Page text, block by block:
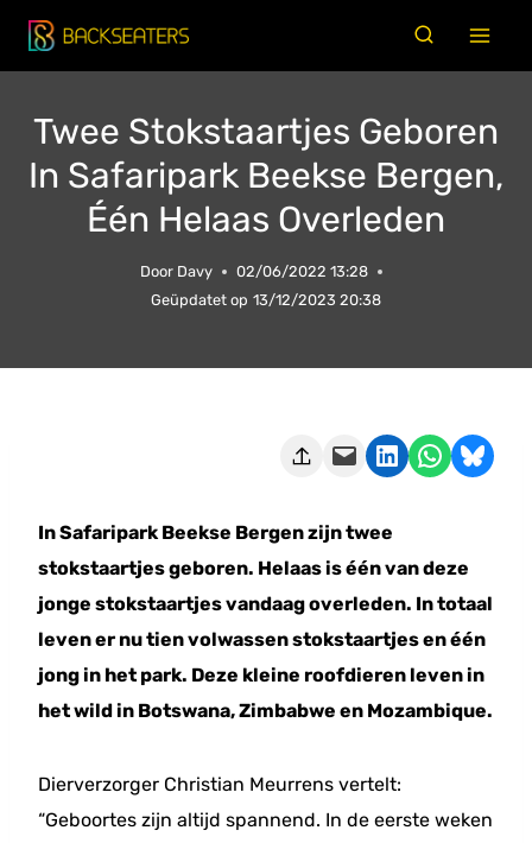
Doorgaan
naar
Twee Stokstaartjes Geboren
In Safaripark Beekse Bergen,
Één Helaas Overleden
Door Davy
02/06/2022 13:28
Geüpdatet op 13/12/2023 20:38
Deze pagina e-mailen Delen op LinkedIn Delen via WhatsApp Share on Bluesky
In Safaripark Beekse Bergen zijn twee
stokstaartjes geboren. Helaas is één van deze
jonge stokstaartjes vandaag overleden. In totaal
leven er nu tien volwassen stokstaartjes en één
jong in het park. Deze kleine roofdieren leven in
het wild in Botswana, Zimbabwe en Mozambique.
Dierverzorger Christian Meurrens vertelt:
“Geboortes zijn altijd spannend. In de eerste weken